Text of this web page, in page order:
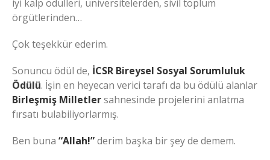
iyi kalp ödülleri, üniversitelerden, sivil toplum
örgütlerinden…
Çok teşekkür ederim.
Sonuncu ödül de, İCSR Bireysel Sosyal Sorumluluk
Ödülü. İşin en heyecan verici tarafı da bu ödülü alanlar
Birleşmiş Milletlersahnesinde projelerini anlatma
fırsatı bulabiliyorlarmış.
Ben buna “Allah!”derim başka bir şey de demem.